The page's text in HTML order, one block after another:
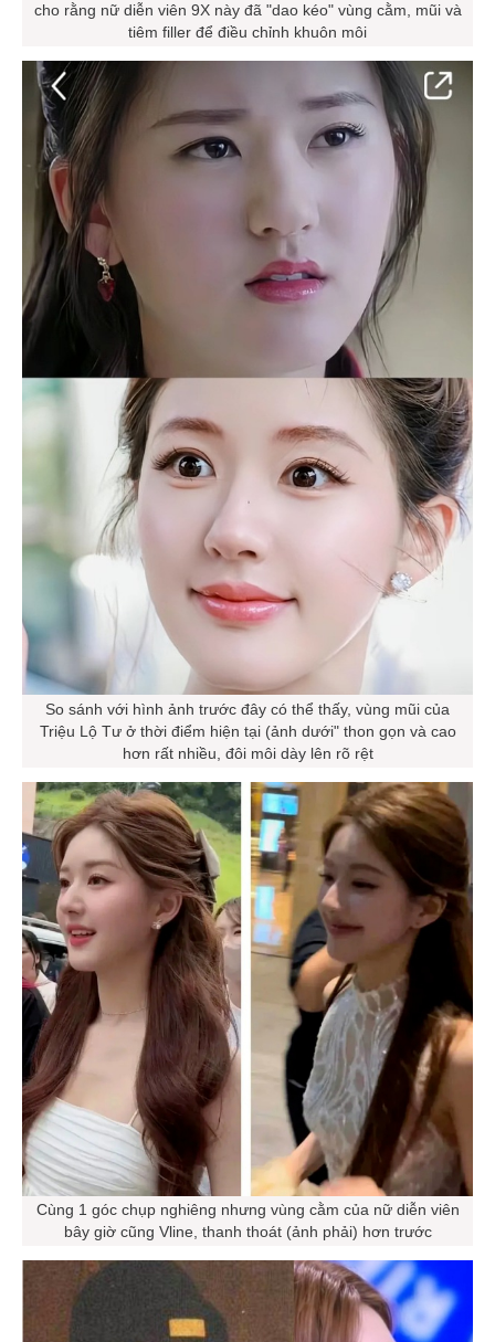
cho rằng nữ diễn viên 9X này đã "dao kéo" vùng cằm, mũi và
tiêm filler để điều chỉnh khuôn môi
So sánh với hình ảnh trước đây có thể thấy, vùng mũi của
Triệu Lộ Tư ở thời điểm hiện tại (ảnh dưới" thon gọn và cao
hơn rất nhiều, đôi môi dày lên rõ rệt
Cùng 1 góc chụp nghiêng nhưng vùng cằm của nữ diễn viên
bây giờ cũng Vline, thanh thoát (ảnh phải) hơn trước